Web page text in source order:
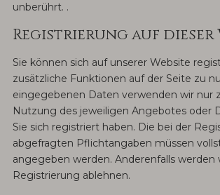
unberührt. .
Registrierung auf dieser
Sie können sich auf unserer Website
zusätzliche Funktionen auf der Seite zu
eingegebenen Daten verwenden wir nur
Nutzung des jeweiligen Angebotes oder
Sie sich registriert haben. Die bei der
abgefragten Pflichtangaben müssen
angegeben werden. Anderenfalls werden
Registrierung ablehnen.